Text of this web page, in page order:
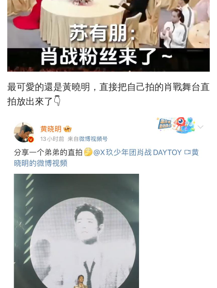
最可愛的還是黃曉明，直接把自己拍的肖戰舞台直
拍放出來了👇